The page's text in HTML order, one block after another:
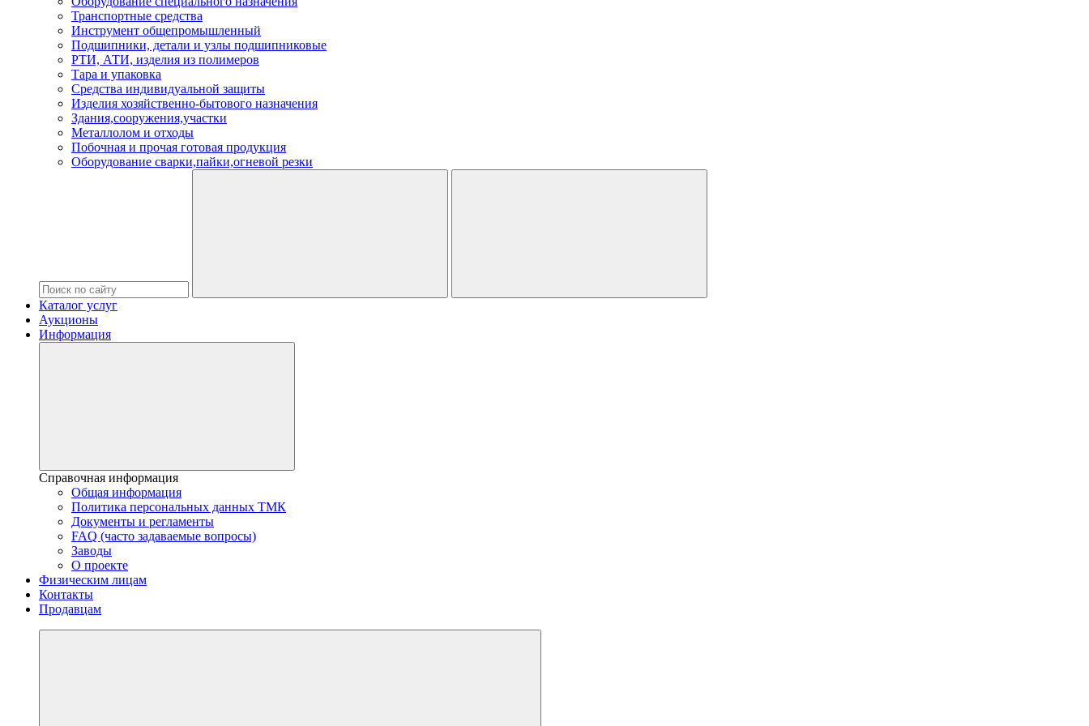
Транспортные средства
Инструмент общепромышленный
Подшипники, детали и узлы подшипниковые
РТИ, АТИ, изделия из полимеров
Тара и упаковка
Средства индивидуальной защиты
Изделия хозяйственно-бытового назначения
Здания,сооружения,участки
Металлолом и отходы
Побочная и прочая готовая продукция
Оборудование сварки,пайки,огневой резки
Каталог услуг
Аукционы
Информация
Справочная информация
Общая информация
Политика персональных данных ТМК
Документы и регламенты
FAQ (часто задаваемые вопросы)
Заводы
О проекте
Физическим лицам
Контакты
Продавцам